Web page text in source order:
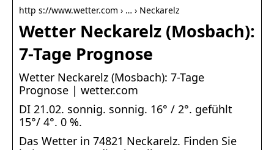
http s://www.wetter.com › … › Neckarelz
Wetter Neckarelz (Mosbach):
7-Tage Prognose
Wetter Neckarelz (Mosbach): 7-Tage
Prognose | wetter.com
DI 21.02. sonnig. sonnig. 16° / 2°. gefühlt
15°/ 4°. 0 %.
Das Wetter in 74821 Neckarelz. Finden Sie